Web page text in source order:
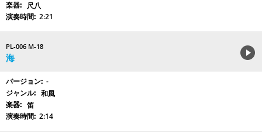
尺八
2:21
PL-006 M-18
海
-
和風
笛
2:14